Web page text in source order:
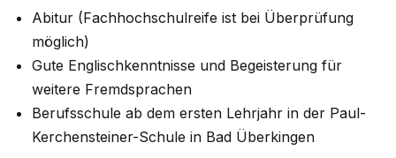
Abitur (Fachhochschulreife ist bei Überprüfung
möglich)
Gute Englischkenntnisse und Begeisterung für
weitere Fremdsprachen
Berufsschule ab dem ersten Lehrjahr in der Paul-
Kerchensteiner-Schule in Bad Überkingen